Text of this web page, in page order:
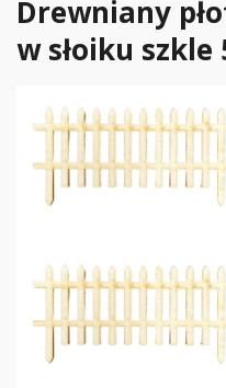
Drewniany
w słoiku szkle